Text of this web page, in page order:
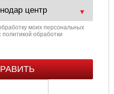
моих персональных
политикой обработки